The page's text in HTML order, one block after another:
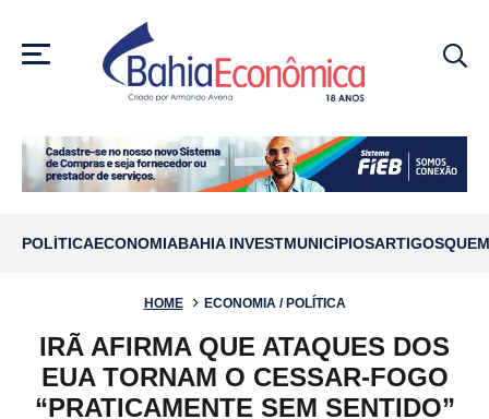
MENU
POLÍTICAECONOMIABAHIA INVESTMUNICÍPIOSARTIGOS
HOME ECONOMIA / POLÍTICA
IRÃ AFIRMA QUE ATAQUES DOS
EUA TORNAM O CESSAR-FOGO
“PRATICAMENTE SEM SENTIDO”